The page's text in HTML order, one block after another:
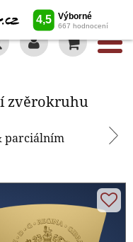
zvěrokruhu
parciálním